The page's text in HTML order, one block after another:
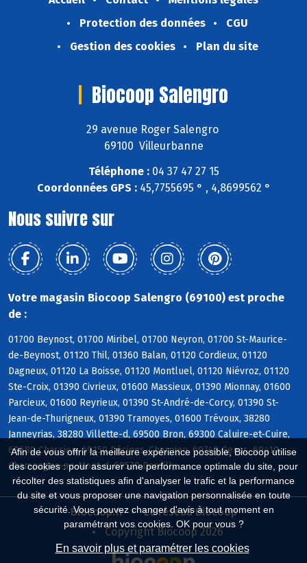
Afin de vous offrir la meilleure expérience possible, Biocoop utilise
des cookies : pour assurer une performance optimale du site, pour
récolter des statistiques afin d'analyser le trafic et la performance
du site et vous proposer une navigation personnalisée en toute
sécurité. Vous pouvez changer d'avis à tout moment en
paramétrant vos cookies. OK pour vous ?
En savoir plus et paramétrer les cookies
Protection des données
CGU
Gestion des cookies
Plan du site
Biocoop Salengro
29 avenue Roger Salengro
69100 Villeurbanne
Téléphone :04 37 47 27 15
Coordonnées GPS :45,7755695 ° , 4,8699562 °
Nous suivre sur
Votre magasin Biocoop Salengro (69100) est proche
de :
01700 Beynost, 01700 Miribel, 01700 Neyron, 01700 St-Maurice-
de-Beynost, 01120 Thil, 01360 Balan, 01120 Cordieux, 01120
Dagneux, 01120 La Boisse, 01120 Montluel, 01120 Niévroz, 01120
Ste-Croix, 01390 Civrieux, 01600 Massieux, 01390 Mionnay, 01600
Parcieux, 01600 Reyrieux, 01390 St-André-de-Corcy, 01390 St-
Jean-de-Thurigneux, 01390 Tramoyes, 01600 Trévoux, 38280
Janneyrias, 38280 Villette-d, 69500 Bron, 69300 Caluire-et-Cuire,
69680 Chassieu, 69150 Décines-Charpieu, 69740 Genas, 69410
Champagne-au-Mont-d, 69570 Dardilly
Biocoop.fr
Le réseau Biocoop
Copyright Biocoop 2026